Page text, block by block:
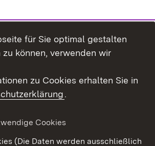
für Sie optimal gestalten
können, verwenden wir
zu Cookies erhalten Sie in
.
Cookies
(Die Daten werden ausschließlich